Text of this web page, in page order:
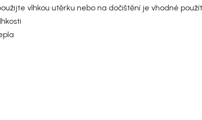
vlhkou utěrku nebo na dočištění je vhodné